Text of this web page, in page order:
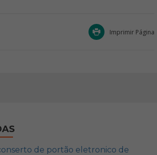
Imprimir Página
de portão eletronico de